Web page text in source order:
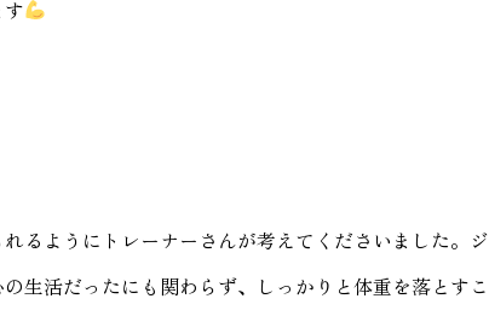
るようにトレーナーさんが考えてくださいました。
生活だったにも関わらず、しっかりと体重を落とす